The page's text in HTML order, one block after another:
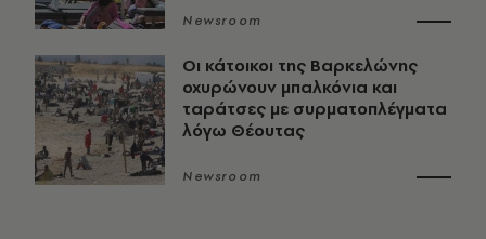
Newsroom
Οι κάτοικοι της Βαρκελώνης
οχυρώνουν μπαλκόνια και
ταράτσες με συρματοπλέγματα
λόγω Θέουτας
Newsroom